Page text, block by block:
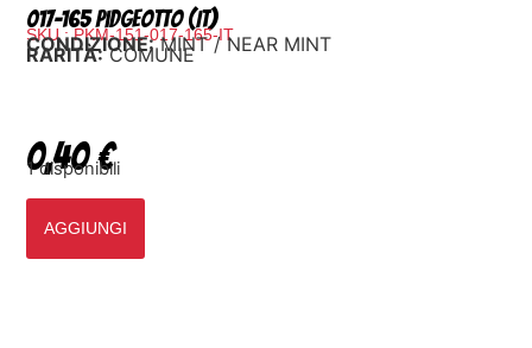
017-165 Pidgeotto (IT)
SKU : PKM-151-017-165-IT
CONDIZIONE:MINT / NEAR MINT
RARITÀ:COMUNE
0,40€
1 disponibili
AGGIUNGI